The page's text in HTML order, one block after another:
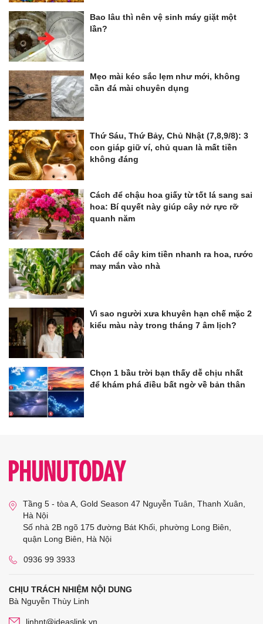
Bao lâu thì nên vệ sinh máy giặt một
lần?
Mẹo mài kéo sắc lẹm như mới, không
cần đá mài chuyên dụng
Thứ Sáu, Thứ Bảy, Chủ Nhật (7,8,9/8): 3
con giáp giữ ví, chủ quan là mất tiền
không đáng
Cách để chậu hoa giấy từ tốt lá sang sai
hoa: Bí quyết này giúp cây nở rực rỡ
quanh năm
Cách để cây kim tiền nhanh ra hoa, rước
may mắn vào nhà
Vì sao người xưa khuyên hạn chế mặc 2
kiểu màu này trong tháng 7 âm lịch?
Chọn 1 bầu trời bạn thấy dễ chịu nhất
để khám phá điều bất ngờ về bản thân
Tầng 5 - tòa A, Gold Season 47 Nguyễn Tuân, Thanh Xuân,
Hà Nội
Số nhà 2B ngõ 175 đường Bát Khối, phường Long Biên,
quận Long Biên, Hà Nội
0936 99 3933
CHỊU TRÁCH NHIỆM NỘI DUNG
Bà Nguyễn Thùy Linh
linhnt@ideaslink.vn